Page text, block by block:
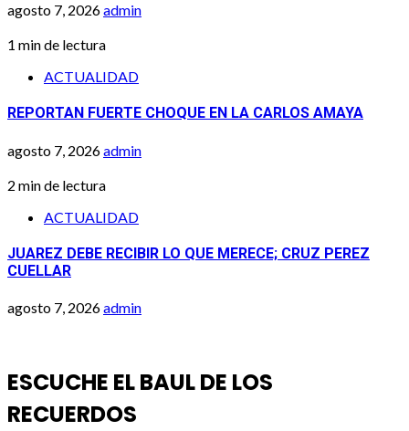
agosto 7, 2026admin
1 min de lectura
ACTUALIDAD
REPORTAN FUERTE CHOQUE EN LA CARLOS AMAYA
agosto 7, 2026admin
2 min de lectura
ACTUALIDAD
JUAREZ DEBE RECIBIR LO QUE MERECE; CRUZ PEREZ
CUELLAR
agosto 7, 2026admin
ESCUCHE EL BAUL DE LOS
RECUERDOS